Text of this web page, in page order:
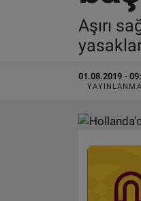
Aşırı
01.08.2019 -
YAYINLANMA
VIDEO GALERİ
ALGEMENE
Çerez Politikası